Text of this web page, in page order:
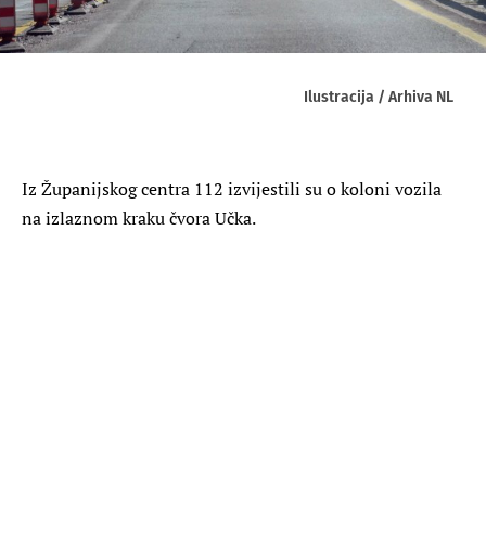
Ilustracija / Arhiva NL
Iz Županijskog centra 112 izvijestili su o koloni vozila
na izlaznom kraku čvora Učka.